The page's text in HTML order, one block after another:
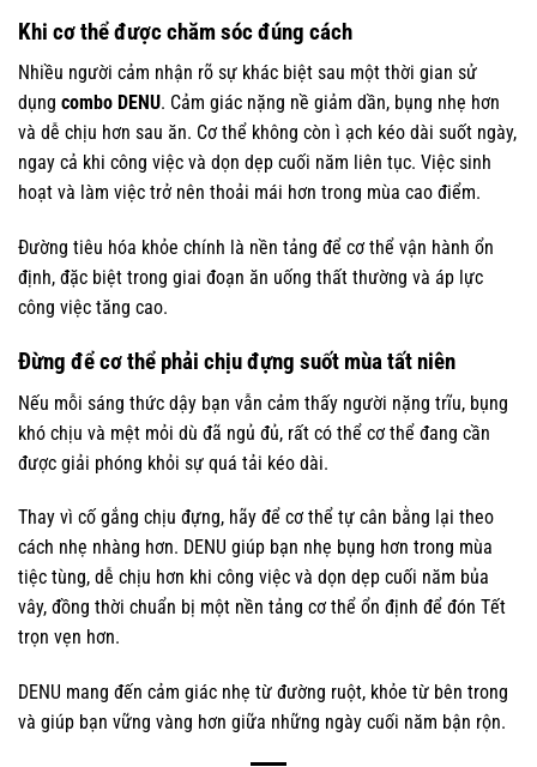
Khi cơ thể được chăm sóc đúng cách
Nhiều người cảm nhận rõ sự khác biệt sau một thời gian sử
dụng combo DENU. Cảm giác nặng nề giảm dần, bụng nhẹ hơn
và dễ chịu hơn sau ăn. Cơ thể không còn ì ạch kéo dài suốt ngày,
ngay cả khi công việc và dọn dẹp cuối năm liên tục. Việc sinh
hoạt và làm việc trở nên thoải mái hơn trong mùa cao điểm.
Đường tiêu hóa khỏe chính là nền tảng để cơ thể vận hành ổn
định, đặc biệt trong giai đoạn ăn uống thất thường và áp lực
công việc tăng cao.
Đừng để cơ thể phải chịu đựng suốt mùa tất niên
Nếu mỗi sáng thức dậy bạn vẫn cảm thấy người nặng trĩu, bụng
khó chịu và mệt mỏi dù đã ngủ đủ, rất có thể cơ thể đang cần
được giải phóng khỏi sự quá tải kéo dài.
Thay vì cố gắng chịu đựng, hãy để cơ thể tự cân bằng lại theo
cách nhẹ nhàng hơn. DENU giúp bạn nhẹ bụng hơn trong mùa
tiệc tùng, dễ chịu hơn khi công việc và dọn dẹp cuối năm bủa
vây, đồng thời chuẩn bị một nền tảng cơ thể ổn định để đón Tết
trọn vẹn hơn.
DENU mang đến cảm giác nhẹ từ đường ruột, khỏe từ bên trong
và giúp bạn vững vàng hơn giữa những ngày cuối năm bận rộn.